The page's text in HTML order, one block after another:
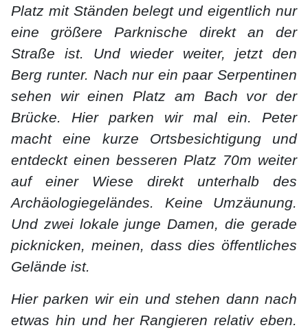
Platz mit Ständen belegt und eigentlich nur
eine größere Parknische direkt an der
Straße ist. Und wieder weiter, jetzt den
Berg runter. Nach nur ein paar Serpentinen
sehen wir einen Platz am Bach vor der
Brücke. Hier parken wir mal ein. Peter
macht eine kurze Ortsbesichtigung und
entdeckt einen besseren Platz 70m weiter
auf einer Wiese direkt unterhalb des
Archäologiegeländes. Keine Umzäunung.
Und zwei lokale junge Damen, die gerade
picknicken, meinen, dass dies öffentliches
Gelände ist.
Hier parken wir ein und stehen dann nach
etwas hin und her Rangieren relativ eben.